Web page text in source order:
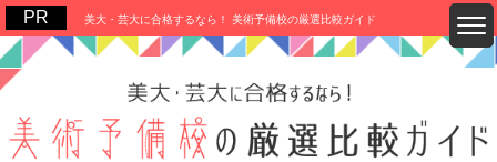
美大・芸大に合格するなら！ 美術予備校の厳選比較ガイド